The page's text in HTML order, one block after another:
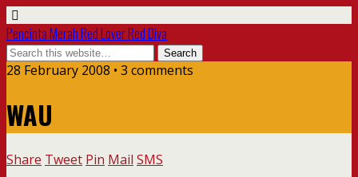
Pencinta Merah Red Lover Red Diva
28 February 2008 • 3 comments
WAU
Share Tweet Pin Mail SMS